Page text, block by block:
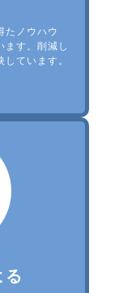
たノウハウ
ます。削減し
ています。
る